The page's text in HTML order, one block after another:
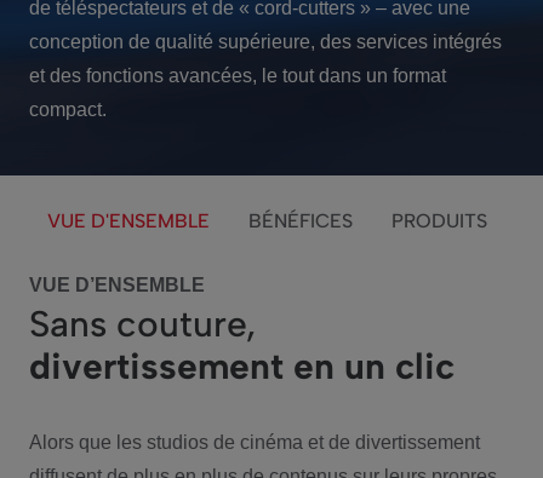
de téléspectateurs et de « cord-cutters » – avec une
conception de qualité supérieure, des services intégrés
et des fonctions avancées, le tout dans un format
compact.
VUE D'ENSEMBLE BÉNÉFICES PRODUITS
VUE D’ENSEMBLE
Sans couture,
divertissement en un clic
Alors que les studios de cinéma et de divertissement